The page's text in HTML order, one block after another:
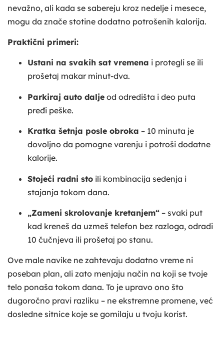
nevažno, ali kada se sabereju kroz nedelje i mesece,
mogu da znače stotine dodatno potrošenih kalorija.
Praktični primeri:
Ustani na svakih sat vremena i protegli se ili
prošetaј makar minut-dva.
Parkiraj auto dalje od odredišta i deo puta
pređi peške.
Kratka šetnja posle obroka – 10 minuta je
dovoljno da pomogne varenju i potroši dodatne
kalorije.
Stojeći radni sto ili kombinacija sedenja i
stajanja tokom dana.
„Zameni skrolovanje kretanjem“ – svaki put
kad kreneš da uzmeš telefon bez razloga, odradi
10 čučnjeva ili prošetaј po stanu.
Ove male navike ne zahtevaju dodatno vreme ni
poseban plan, ali zato menjaju način na koji se tvoje
telo ponaša tokom dana. To je upravo ono što
dugoročno pravi razliku – ne ekstremne promene, već
dosledne sitnice koje se gomilaju u tvoju korist.